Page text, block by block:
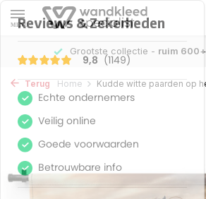
MENU
Grootste collectie - ruim
Terug Home Kudde witte paarden op